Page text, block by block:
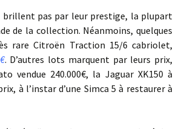
pas par leur prestige, la plupart
de la collection. Néanmoins, quelques
rare Citroën Traction 15/6 cabriolet,
. D’autres lots marquent par leurs prix,
vendue 240.000€, la Jaguar XK150 à
à l’instar d’une Simca 5 à restaurer à